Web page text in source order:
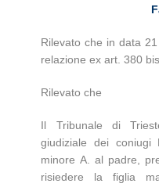
Rilevato che in data
relazione ex art. 380
Rilevato che
Il Tribunale di
giudiziale dei
minore A. al padre,
risiedere la figlia